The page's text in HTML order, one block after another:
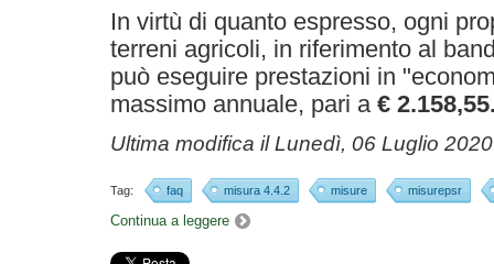
In virtù di quanto espresso, ogni
terreni agricoli, in riferimento al
può eseguire prestazioni in
massimo annuale, pari a €
Ultima modifica ilLunedì, 06 Luglio 2020
Tag: faq misura 4.4.2 misure misurepsr
Continua a leggere